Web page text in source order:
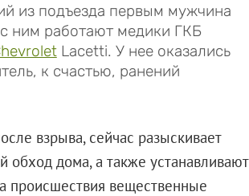
из подъезда первым мужчина
ним работают медики ГКБ
Lacetti. У нее оказались
к счастью, ранений
взрыва, сейчас разыскивает
обход дома, а также устанавливают
происшествия вещественные